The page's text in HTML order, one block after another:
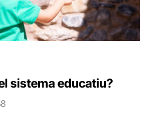
sistema educatiu?